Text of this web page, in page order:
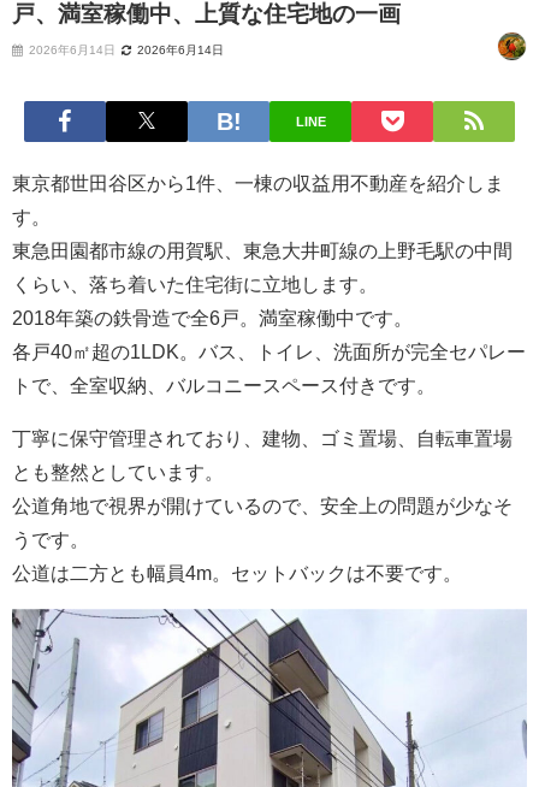
戸、満室稼働中、上質な住宅地の一画
2026年6月14日 2026年6月14日
LINE
東京都世田谷区から1件、一棟の収益用不動産を紹介しま
す。
東急田園都市線の用賀駅、東急大井町線の上野毛駅の中間
くらい、落ち着いた住宅街に立地します。
2018年築の鉄骨造で全6戸。満室稼働中です。
各戸40㎡超の1LDK。バス、トイレ、洗面所が完全セパレー
トで、全室収納、バルコニースペース付きです。
丁寧に保守管理されており、建物、ゴミ置場、自転車置場
とも整然としています。
公道角地で視界が開けているので、安全上の問題が少なそ
うです。
公道は二方とも幅員4m。セットバックは不要です。